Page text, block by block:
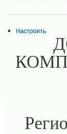
Настроить